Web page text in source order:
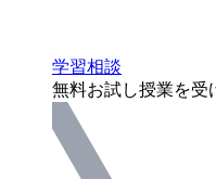
学習相談
無料お試し授業を受